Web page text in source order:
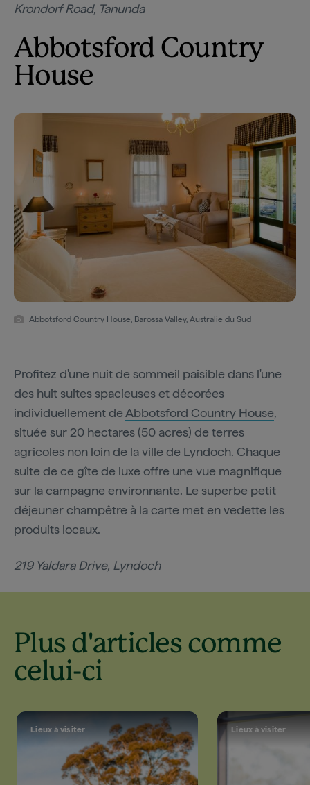
Krondorf Road, Tanunda
Abbotsford Country
House
Abbotsford Country House, Barossa Valley, Australie du Sud
Profitez d'une nuit de sommeil paisible dans l'une
des huit suites spacieuses et décorées
individuellement de Abbotsford Country House,
située sur 20 hectares (50 acres) de terres
agricoles non loin de la ville de Lyndoch. Chaque
suite de ce gîte de luxe offre une vue magnifique
sur la campagne environnante. Le superbe petit
déjeuner champêtre à la carte met en vedette les
produits locaux.
219 Yaldara Drive, Lyndoch
Plus d'articles comme
celui-ci
Lieux à visiter Lieux à visiter